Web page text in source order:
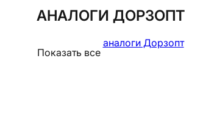
АНАЛОГИ ДОРЗОПТ
Показать все
аналоги Дорзопт